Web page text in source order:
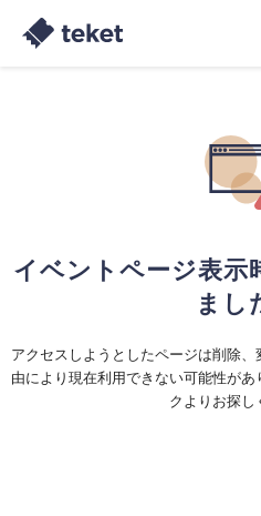
イベントページ表示
まし
アクセスしようとしたページは削除
由により現在利用できない可能性が
クよりお探し